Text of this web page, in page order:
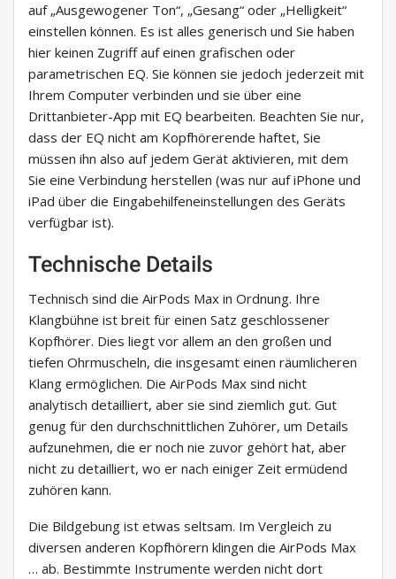
auf „Ausgewogener Ton“, „Gesang“ oder „Helligkeit“
einstellen können. Es ist alles generisch und Sie haben
hier keinen Zugriff auf einen grafischen oder
parametrischen EQ. Sie können sie jedoch jederzeit mit
Ihrem Computer verbinden und sie über eine
Drittanbieter-App mit EQ bearbeiten. Beachten Sie nur,
dass der EQ nicht am Kopfhörerende haftet, Sie
müssen ihn also auf jedem Gerät aktivieren, mit dem
Sie eine Verbindung herstellen (was nur auf iPhone und
iPad über die Eingabehilfeneinstellungen des Geräts
verfügbar ist).
Technische Details
Technisch sind die AirPods Max in Ordnung. Ihre
Klangbühne ist breit für einen Satz geschlossener
Kopfhörer. Dies liegt vor allem an den großen und
tiefen Ohrmuscheln, die insgesamt einen räumlicheren
Klang ermöglichen. Die AirPods Max sind nicht
analytisch detailliert, aber sie sind ziemlich gut. Gut
genug für den durchschnittlichen Zuhörer, um Details
aufzunehmen, die er noch nie zuvor gehört hat, aber
nicht zu detailliert, wo er nach einiger Zeit ermüdend
zuhören kann.
Die Bildgebung ist etwas seltsam. Im Vergleich zu
diversen anderen Kopfhörern klingen die AirPods Max
… ab. Bestimmte Instrumente werden nicht dort